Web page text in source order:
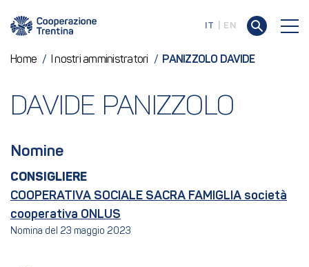
IT EN
Home / I nostri amministratori / PANIZZOLO DAVIDE
DAVIDE PANIZZOLO
Nomine
CONSIGLIERE
COOPERATIVA SOCIALE SACRA FAMIGLIA società
cooperativa ONLUS
Nomina del 23 maggio 2023